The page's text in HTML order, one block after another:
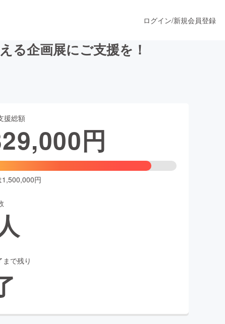
ファッション
ログイン/新規会員登録
る企画展にご支援を！
援総額
円
1,500,000円
まで残り